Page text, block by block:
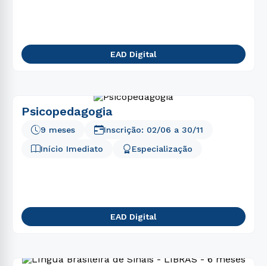
EAD Digital
Psicopedagogia
Início Imediato Especialização
9 meses Inscrição: 02/06 a 30/11
EAD Digital